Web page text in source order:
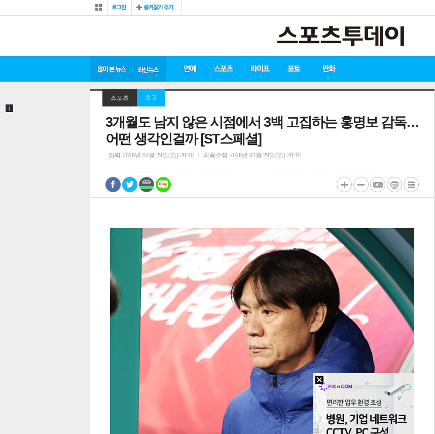
즐겨찾기
많이 본 뉴스 최신 뉴스 연예 스포츠 라이프 포토
만화
방탄소년단
손흥민
유아인
스포츠 축구
3개월도 남지 않은 시점에서 3백 고집하는 홍명보 감독…
어떤 생각인걸까 [ST스페셜]
입력 2026년 03월 29일(일) 20:40 최종수정 2026년 03월 29일(일) 20:40
0
텍스 텍스 url 복